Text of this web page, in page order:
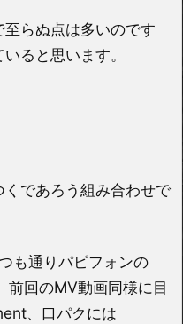
らぬ点は多いのです
ると思います。
であろう組み合わせで
も通りパピフォンの
前回のMV動画同様に目
、口パクには